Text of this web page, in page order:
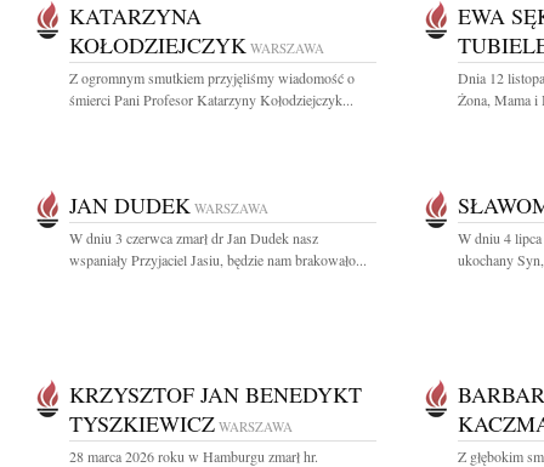
KATARZYNA
KOŁODZIEJCZYK WARSZAWA
Z ogromnym smutkiem przyjęliśmy wiadomość o
śmierci Pani Profesor Katarzyny Kołodziejczyk...
EWA
Dnia 12
Żona, Mama i
JAN DUDEK WARSZAWA
W dniu 3 czerwca zmarł dr Jan Dudek nasz
wspaniały Przyjaciel Jasiu, będzie nam brakowało...
W dniu 4
ukochany
KRZYSZTOF JAN BENEDYKT
TYSZKIEWICZ WARSZAWA
28 marca 2026 roku w Hamburgu zmarł hr.
Z głębokim